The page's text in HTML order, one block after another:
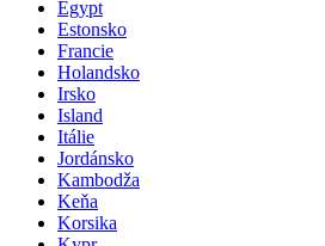
Egypt
Estonsko
Francie
Holandsko
Irsko
Island
Itálie
Jordánsko
Kambodža
Keňa
Korsika